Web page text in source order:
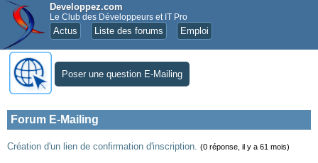
Developpez.com
Le Club des Développeurs et IT Pro
Actus Liste des forums Emploi
Poser une question E-Mailing
Forum E-Mailing
Création d'un lien de confirmation d'inscription. (0 réponse, il y a 61 mois)